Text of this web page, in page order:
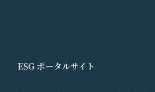
ESG ポータルサイト
ー、画像データその他
とし、当社がかかる権利